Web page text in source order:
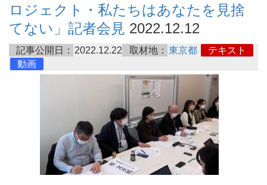
ロジェクト・私たちはあなたを見捨
てない」記者会見 2022.12.12
記事公開日： 2022.12.22 取材地： 東京都
テキスト
動画